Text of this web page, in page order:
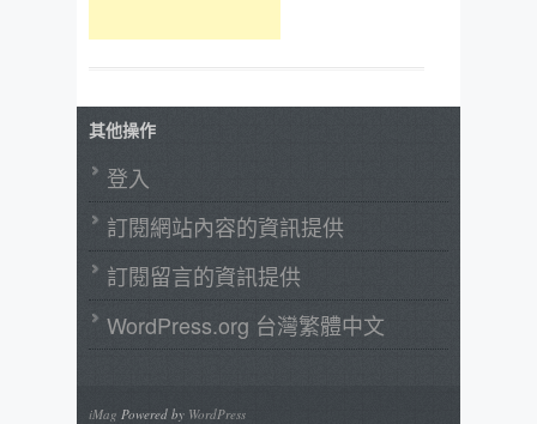
其他操作
登入
訂閱網站內容的資訊提供
訂閱留言的資訊提供
WordPress.org 台灣繁體中文
iMag Powered by WordPress